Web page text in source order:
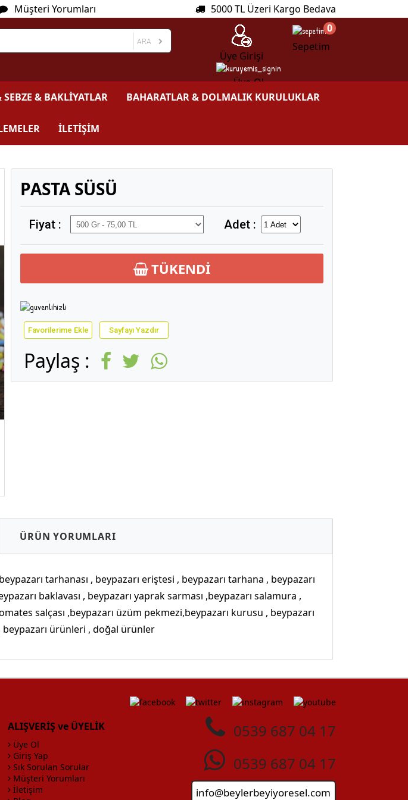
Müşteri Yorumları 5000 TL Üzeri Kargo Bedava
ARA
Üye Girişi
Üye Ol
Sepetim
0
& BAKLİYATLAR BAHARATLAR & DOLMALIK KURULUKLAR
İLETİŞİM
PASTA SÜSÜ
Fiyat : Adet :
TÜKENDİ
Favorilerime Ekle Sayfayı Yazdır
Paylaş :
ÜRÜN YORUMLARI
tarhanası , beypazarı eriştesi , beypazarı tarhana , beypazarı
baklavası , beypazarı yaprak sarması ,beypazarı salamura ,
salçası ,beypazarı üzüm pekmezi,beypazarı kurusu , beypazarı
ürünleri , doğal ürünler
ALIŞVERİŞ ve ÜYELİK
Üye Ol
Giriş Yap
Sık Sorulan Sorular
Müşteri Yorumları
İletişim
0539 687 04 17
0539 687 04 17